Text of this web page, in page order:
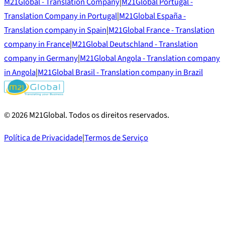
Translation Company in Portugal|M21Global España -
Translation company in Spain|M21Global France - Translation
company in France|M21Global Deutschland - Translation
company in Germany|M21Global Angola - Translation company
in Angola|M21Global Brasil - Translation company in Brazil
©2026M21Global.Todos os direitos reservados.
Política de Privacidade|Termos de Serviço